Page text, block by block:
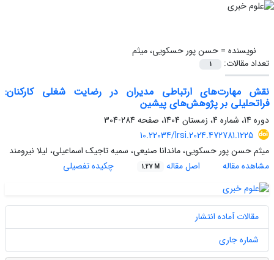
نویسنده =حسن پور حسکویی، میثم
تعداد مقالات:
1
نقش مهارت‌های ارتباطی مدیران در رضایت شغلی کارکنان:
فراتحلیلی بر پژوهش‌های پیشین
دوره 14، شماره 4، زمستان 1404، صفحه
284-304
10.22034/lrsi.2024.472781.1225
میثم حسن پور حسکویی، ماندانا صنیعی، سمیه تاجیک اسماعیلی، لیلا نیرومند
مشاهده مقاله
اصل مقاله 1.27 M چکیده تفصیلی
مقالات آماده انتشار
شماره جاری